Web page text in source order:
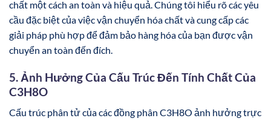
chất một cách an toàn và hiệu quả. Chúng tôi hiểu rõ các yêu
cầu đặc biệt của việc vận chuyển hóa chất và cung cấp các
giải pháp phù hợp để đảm bảo hàng hóa của bạn được vận
chuyển an toàn đến đích.
5. Ảnh Hưởng Của Cấu Trúc Đến Tính Chất Của
C3H8O
Cấu trúc phân tử của các đồng phân C3H8O ảnh hưởng trực